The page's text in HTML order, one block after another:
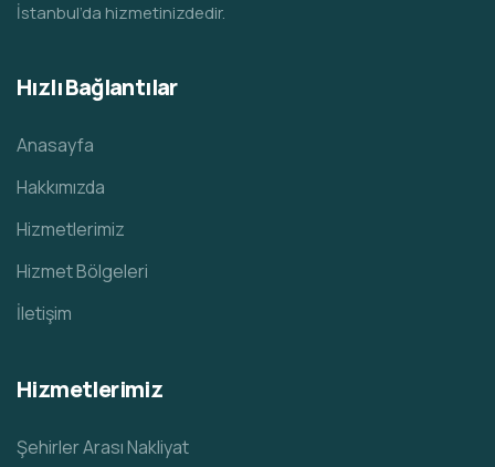
İstanbul’da hizmetinizdedir.
Hızlı Bağlantılar
Anasayfa
Hakkımızda
Hizmetlerimiz
Hizmet Bölgeleri
İletişim
Hizmetlerimiz
Şehirler Arası Nakliyat